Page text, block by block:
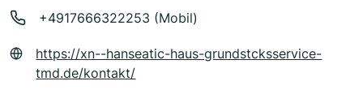
+4917666322253 (Mobil)
https://xn--hanseatic-haus-grundstcksservice-
tmd.de/kontakt/